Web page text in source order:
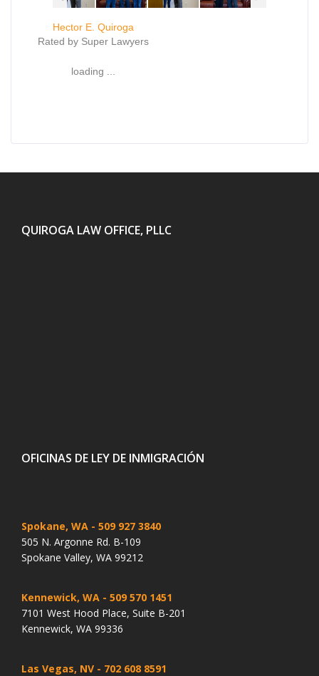
Hector E. Quiroga
Rated by Super Lawyers
loading ...
QUIROGA LAW OFFICE, PLLC
OFICINAS DE LEY DE INMIGRACIÓN
Spokane, WA - 509 927 3840
505 N. Argonne Rd. B-109
Spokane Valley, WA 99212
Kennewick, WA - 509 570 1451
7101 West Hood Place, Suite B-201
Kennewick, WA 99336
Las Vegas, NV - 702 608 8591